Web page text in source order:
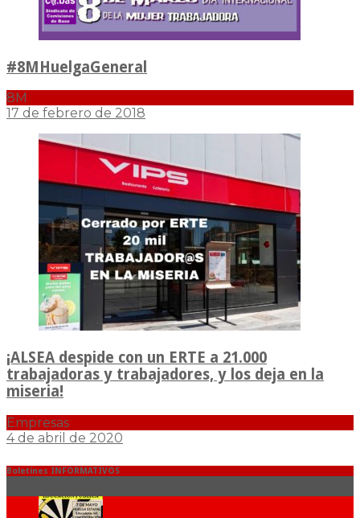
#8MHuelgaGeneral
8M
17 de febrero de 2018
¡ALSEA despide con un ERTE a 21.000
trabajadoras y trabajadores, y los deja en la
miseria!
Empresas
4 de abril de 2020
Boletines INFORMATIVOS